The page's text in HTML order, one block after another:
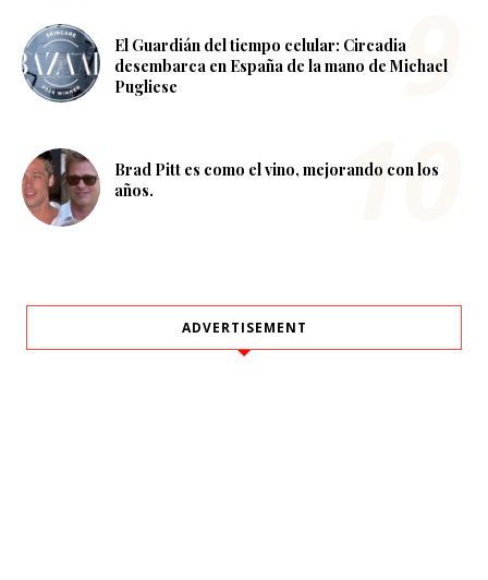
El Guardián del tiempo celular: Circadia
desembarca en España de la mano de Michael
Pugliese
Brad Pitt es como el vino, mejorando con los
años.
ADVERTISEMENT